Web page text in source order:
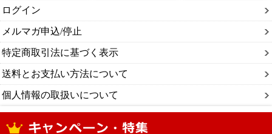
ログイン
メルマガ申込/停止
特定商取引法に基づく表示
送料とお支払い方法について
個人情報の取扱いについて